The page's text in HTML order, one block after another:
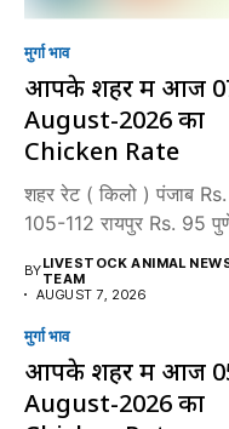
मुर्गा भाव
आपके शहर में आज
August-2026 का
Chicken Rate
शहर रेट ( किलो ) पंजाब Rs.
105-112 रायपुर Rs. 95
BYLIVESTOCK ANIMAL
TEAM
AUGUST 7, 2026
मुर्गा भाव
आपके शहर में आज
August-2026 का